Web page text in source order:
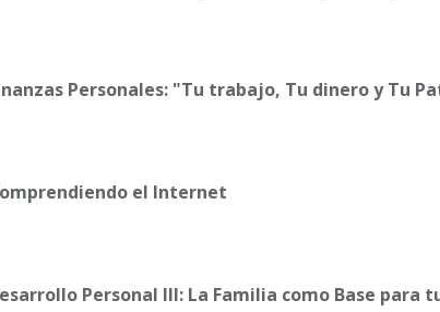
Personales: "Tu trabajo, Tu dinero y Tu
el Internet
Personal III: La Familia como Base para